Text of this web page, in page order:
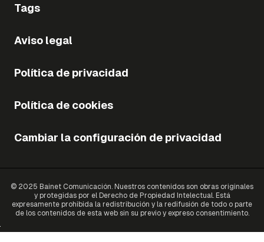
Tags
Aviso legal
Política de privacidad
Política de cookies
Cambiar la configuración de privacidad
© 2025 Bainet Comunicación. Nuestros contenidos son obras originales
y protegidas por el Derecho de Propiedad Intelectual. Está
expresamente prohibida la redistribución y la redifusión de todo o parte
de los contenidos de esta web sin su previo y expreso consentimiento.